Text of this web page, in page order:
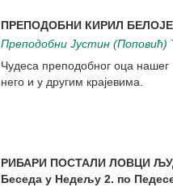
ПРЕПОДОБНИ КИРИЛ
Преподобни Јустин (Поповић)
Чудеса преподобног оца нашег
него и у другим крајевима.
РИБАРИ ПОСТАЛИ ЛОВЦИ
Беседа у Недељу 2. по